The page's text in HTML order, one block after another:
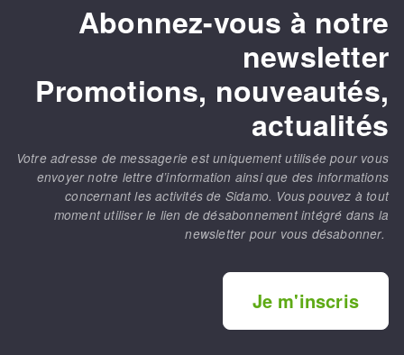
Abonnez-vous à notre
newsletter
Promotions, nouveautés,
actualités
Votre adresse de messagerie est uniquement utilisée pour vous
envoyer notre lettre d’information ainsi que des informations
concernant les activités de Sidamo. Vous pouvez à tout
moment utiliser le lien de désabonnement intégré dans la
newsletter pour vous désabonner.
Je m'inscris